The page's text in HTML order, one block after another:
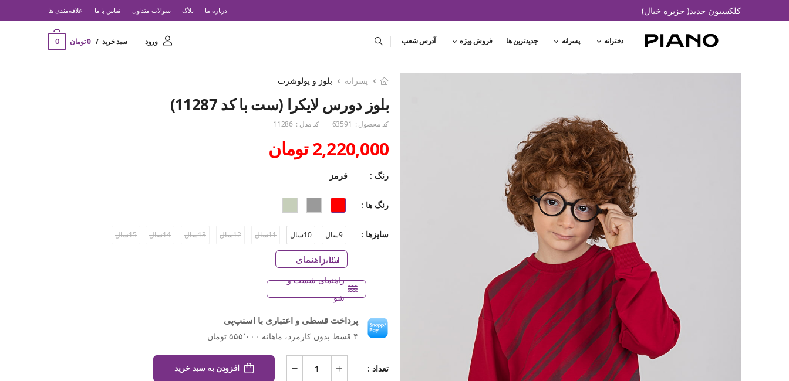
کلکسیون جدید( جزیره خیال) درباره ما بلاگ سوالات متداول تماس با ما ‌علاقه‌مندی ها
دخترانه پسرانه جدیدترین ها فروش ویژه آدرس شعب ورود سبد خرید 0 تومان 0
پسرانه بلوز و پولوشرت
بلوز دورس لایکرا (ست با کد 11287)
کد محصول : 63591 کد مدل : 11286
2,220,000 تومان
رنگ : قرمز
رنگ ها :
سایزها : 9سال 10سال 11سال 12سال 13سال 14سال 15سال
راهنمای سایز
راهنمای شست و
شو
پرداخت قسطی و اعتباری با اسنپ‌پی
۴ قسط بدون کارمزد، ماهانه ۵۵۵٬۰۰۰ تومان
تعداد : افزودن به سبد خرید